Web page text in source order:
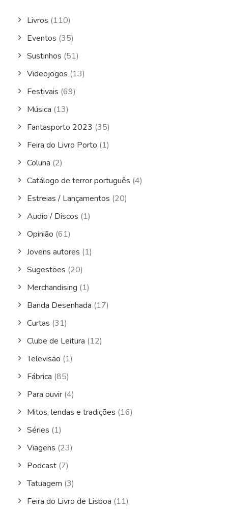
Livros (110)
Eventos (35)
Sustinhos (51)
Videojogos (13)
Festivais (69)
Música (13)
Fantasporto 2023 (35)
Feira do Livro Porto (1)
Coluna (2)
Catálogo de terror português (4)
Estreias / Lançamentos (20)
Audio / Discos (1)
Opinião (61)
Jovens autores (1)
Sugestões (20)
Merchandising (1)
Banda Desenhada (17)
Curtas (31)
Clube de Leitura (12)
Televisão (1)
Fábrica (85)
Para ouvir (4)
Mitos, lendas e tradições (16)
Séries (1)
Viagens (23)
Podcast (7)
Tatuagem (3)
Feira do Livro de Lisboa (11)